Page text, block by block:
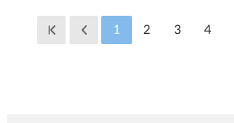
1 2 3 4